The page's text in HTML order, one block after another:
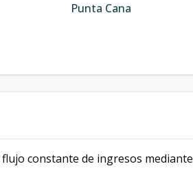
Punta Cana
constante de ingresos mediante